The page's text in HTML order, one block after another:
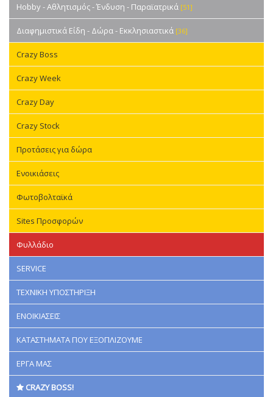
Hobby - Αθλητισμός - Ένδυση - Παραϊατρικά [51]
Διαφημιστικά Είδη - Δώρα - Εκκλησιαστικά [36]
Crazy Boss
Crazy Week
Crazy Day
Crazy Stock
Προτάσεις για δώρα
Ενοικιάσεις
Φωτοβολταϊκά
Sites Προσφορών
Φυλλάδιο
SERVICE
ΤΕΧΝΙΚΗ ΥΠΟΣΤΗΡΙΞΗ
ΕΝΟΙΚΙΑΣΕΙΣ
ΚΑΤΑΣΤΗΜΑΤΑ ΠΟΥ ΕΞΟΠΛΙΖΟΥΜΕ
ΕΡΓΑ ΜΑΣ
CRAZY BOSS!